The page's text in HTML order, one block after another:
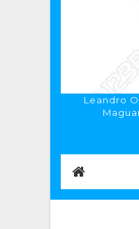
Leandro